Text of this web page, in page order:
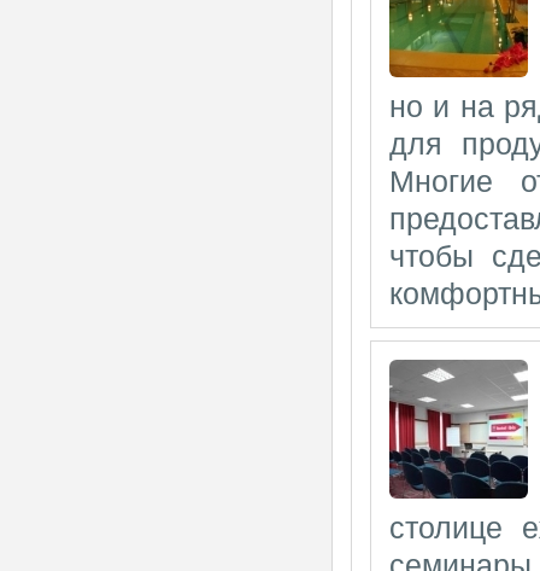
но и на
для
Многие
чтобы
столице